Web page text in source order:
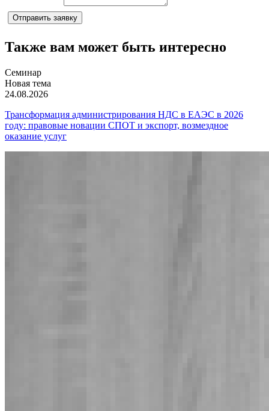
Отправить заявку
Также вам может быть интересно
Семинар
Новая тема
24.08.2026
Трансформация администрирования НДС в ЕАЭС в 2026
году: правовые новации СПОТ и экспорт, возмездное
оказание услуг